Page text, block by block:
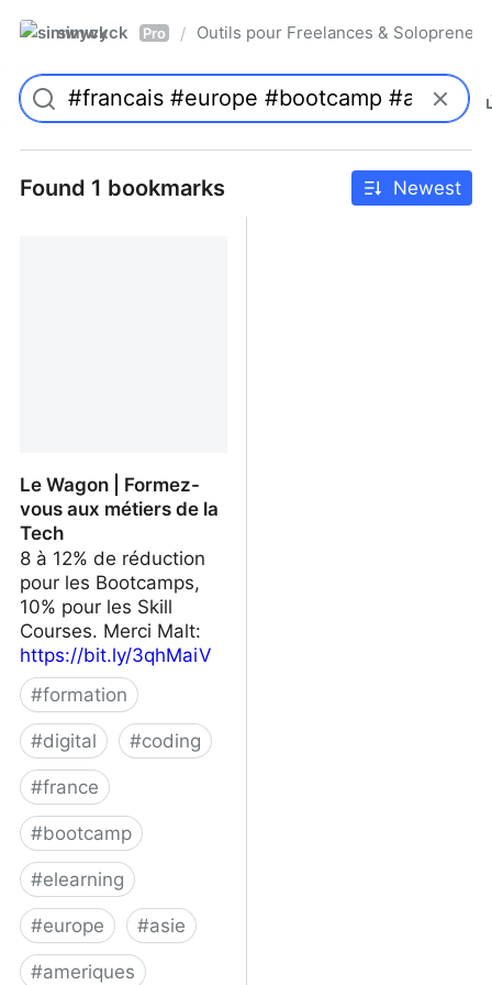
simwyck Pro / Outils pour Freelances &
Found 1 bookmarks Newest
Le Wagon | Formez-
vous aux métiers de la
Tech
8 à 12% de réduction
pour les Bootcamps,
10% pour les Skill
Courses. Merci Malt:
https://bit.ly/3qhMaiV
#formation
#digital #coding
#france
#bootcamp
#elearning
#europe #asie
#ameriques